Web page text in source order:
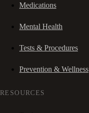
Medications
Mental Health
Tests & Procedures
Prevention & Wellness
RESOURCES